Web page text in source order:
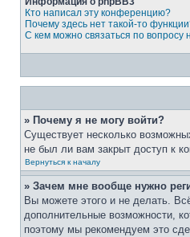
Кто написал эту конференцию?
Почему здесь нет такой-то
С кем можно связаться по вопросу
» Почему я не могу войти?
Существует несколько
не был ли вам закрыт доступ к
Вернуться к началу
» Зачем мне вообще нужно
Вы можете этого и не делать.
дополнительные возможности,
поэтому мы рекомендуем это